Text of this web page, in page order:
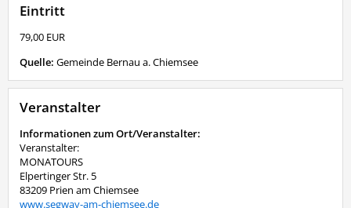
Eintritt
79,00 EUR
Quelle: Gemeinde Bernau a. Chiemsee
Veranstalter
Informationen zum Ort/Veranstalter:
Veranstalter:
MONATOURS
Elpertinger Str. 5
83209 Prien am Chiemsee
www.segway-am-chiemsee.de